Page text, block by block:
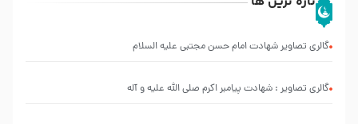
گالری تصاویر شهادت امام حسن مجتبی علیه السلام
گالری تصاویر : شهادت پیامبر اکرم صلی الله علیه و آله